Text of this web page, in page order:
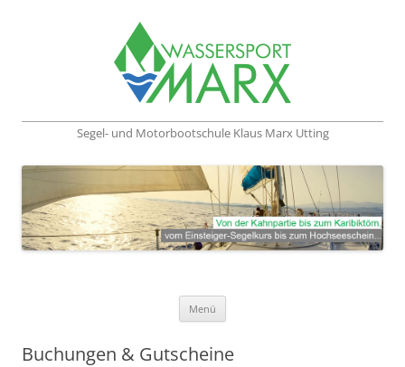
Segel- und Motorbootschule Klaus Marx Utting
Menü
Buchungen & Gutscheine